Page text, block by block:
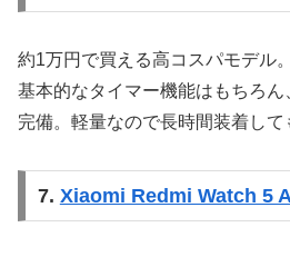
約1万円で買える高コスパモデル。
基本的なタイマー機能はもちろ
完備。軽量なので長時間装着して
7. Xiaomi Redmi Watch 5